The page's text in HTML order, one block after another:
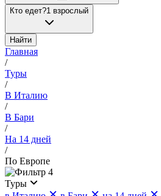
Кто едет?1 взрослый
Найти
Главная
/
Туры
/
В Италию
/
В Бари
/
На 14 дней
/
По Европе
4
Туры